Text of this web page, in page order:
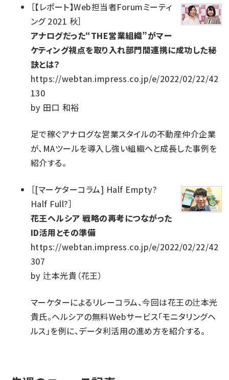
［【レポート】Web担当者Forumミーティ
ング 2021 秋］
アナログだった“THE営業組織”がマー
ケティング視点を取り入れ部門間連携に成功した秘
訣とは？
https://webtan.impress.co.jp/e/2022/02/22/42
130
by 田口 和裕
足で稼ぐアナログな営業スタイルの不動産仲介企業
が、MAツールを導入し強い組織へと成長した事例を
紹介する。
［[マーケターコラム] Half Empty?
Half Full?］
花王ヘルシア 戦略の再考につながった
ID活用とその準備
https://webtan.impress.co.jp/e/2022/02/22/42
307
by辻本光貴（花王）
マーケターによるリレーコラム、今回は花王の辻本光
貴氏。ヘルシアの無料Webサービス「モニタリングヘ
ルス」を例に、データ利活用の進め方を紹介する。